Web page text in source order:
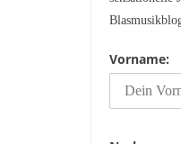
Vorname: